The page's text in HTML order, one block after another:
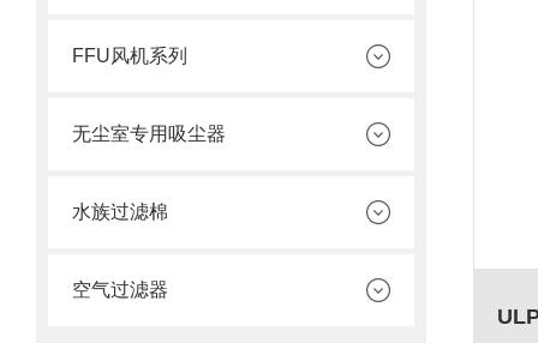
FFU风机系列
无尘室专用吸尘器
水族过滤棉
空气过滤器